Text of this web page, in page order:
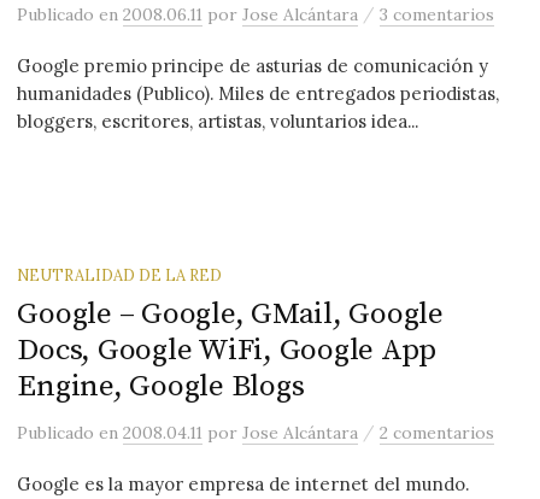
Publicadoen2008.06.11 porJose Alcántara /3 comentarios
Google premio principe de asturias de comunicación y
humanidades (Publico). Miles de entregados periodistas,
bloggers, escritores, artistas, voluntarios idea...
NEUTRALIDAD DE LA RED
Google – Google, GMail, Google
Docs, Google WiFi, Google App
Engine, Google Blogs
Publicadoen2008.04.11 porJose Alcántara /2 comentarios
Google es la mayor empresa de internet del mundo.